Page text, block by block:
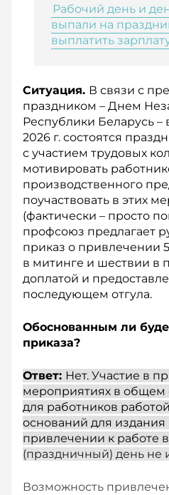
Рабочий день и
выпали на
выплатить
Ситуация. В связи с
праздником – Днем
Республики Беларусь –
2026 г. состоятся
с участием трудовых
мотивировать
производственного
поучаствовать в этих
(фактически – просто
профсоюз предлагает
приказ о привлечении
в митинге и шествии в
доплатой и
последующем отгула.
Обоснованным ли
приказа?
Ответ: Нет. Участие в
мероприятиях в общем
для работников
оснований для издания
привлечении к работе
(праздничный) день не
Возможность